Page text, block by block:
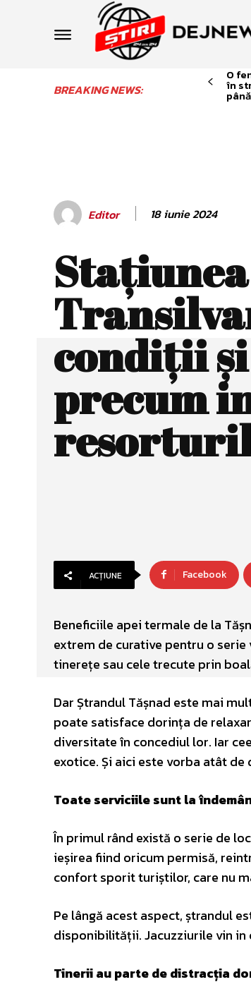
BREAKING NEWS:
O
în
Editor 18 iunie 2024
condiții
precum
ACȚIUNE Facebook
Beneficiile apei termale de la
extrem de curative pentru o
tinerețe sau cele trecute prin
Dar Ștrandul Tășnad este mai
poate satisface dorința de
diversitate în concediul lor. Iar
exotice. Și aici este vorba atât
Toate serviciile sunt la
În primul rând există o serie de
ieșirea fiind oricum permisă,
confort sporit turiștilor, care nu
Pe lângă acest aspect, ștrandul
disponibilității. Jacuzziurile vin
Tinerii au parte de distracția